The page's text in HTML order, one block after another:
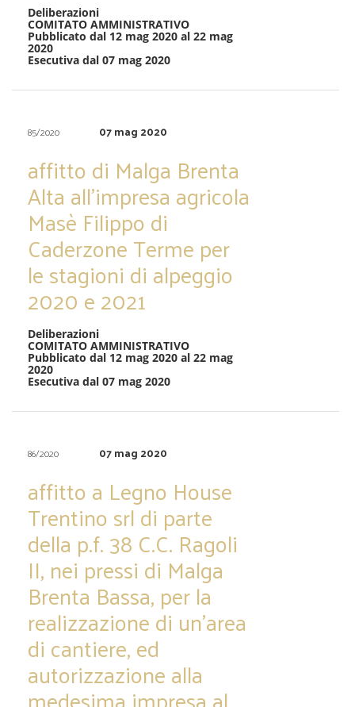
Deliberazioni
COMITATO AMMINISTRATIVO
Pubblicato dal 12 mag 2020 al 22 mag
2020
Esecutiva dal 07 mag 2020
85/2020 07 mag 2020
affitto di Malga Brenta
Alta all’impresa agricola
Masè Filippo di
Caderzone Terme per
le stagioni di alpeggio
2020 e 2021
Deliberazioni
COMITATO AMMINISTRATIVO
Pubblicato dal 12 mag 2020 al 22 mag
2020
Esecutiva dal 07 mag 2020
86/2020 07 mag 2020
affitto a Legno House
Trentino srl di parte
della p.f. 38 C.C. Ragoli
II, nei pressi di Malga
Brenta Bassa, per la
realizzazione di un’area
di cantiere, ed
autorizzazione alla